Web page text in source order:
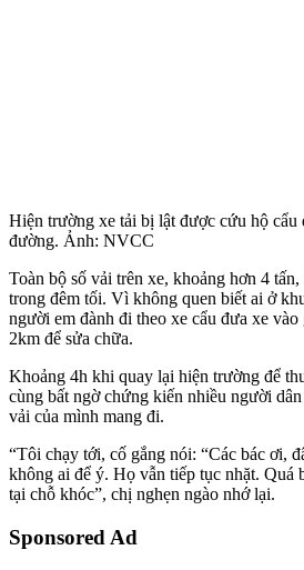
Hiện trường xe tải bị lật được cứu hộ cẩu
đường. Ảnh: NVCC
Toàn bộ số vải trên xe, khoảng hơn 4
trong đêm tối. Vì không quen biết ai ở
người em đành đi theo xe cẩu đưa xe vào
2km để sửa chữa.
Khoảng 4h khi quay lại hiện trường để
cùng bất ngờ chứng kiến nhiều người
vải của mình mang đi.
“Tôi chạy tới, cố gắng nói: “Các bác ơi,
không ai để ý. Họ vẫn tiếp tục nhặt. Quá
tại chỗ khóc”, chị nghẹn ngào nhớ lại.
Sponsored Ad